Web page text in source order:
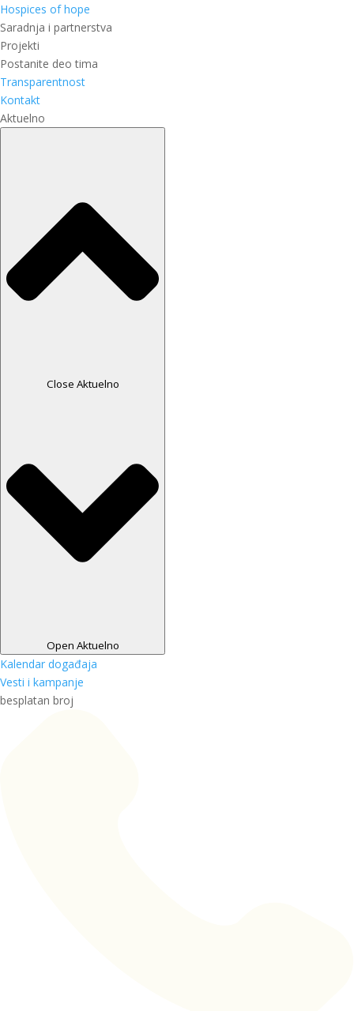
Hospices of hope
Saradnja i partnerstva
Projekti
Postanite deo tima
Transparentnost
Kontakt
Aktuelno
Close Aktuelno
Open Aktuelno
Kalendar događaja
Vesti i kampanje
besplatan broj